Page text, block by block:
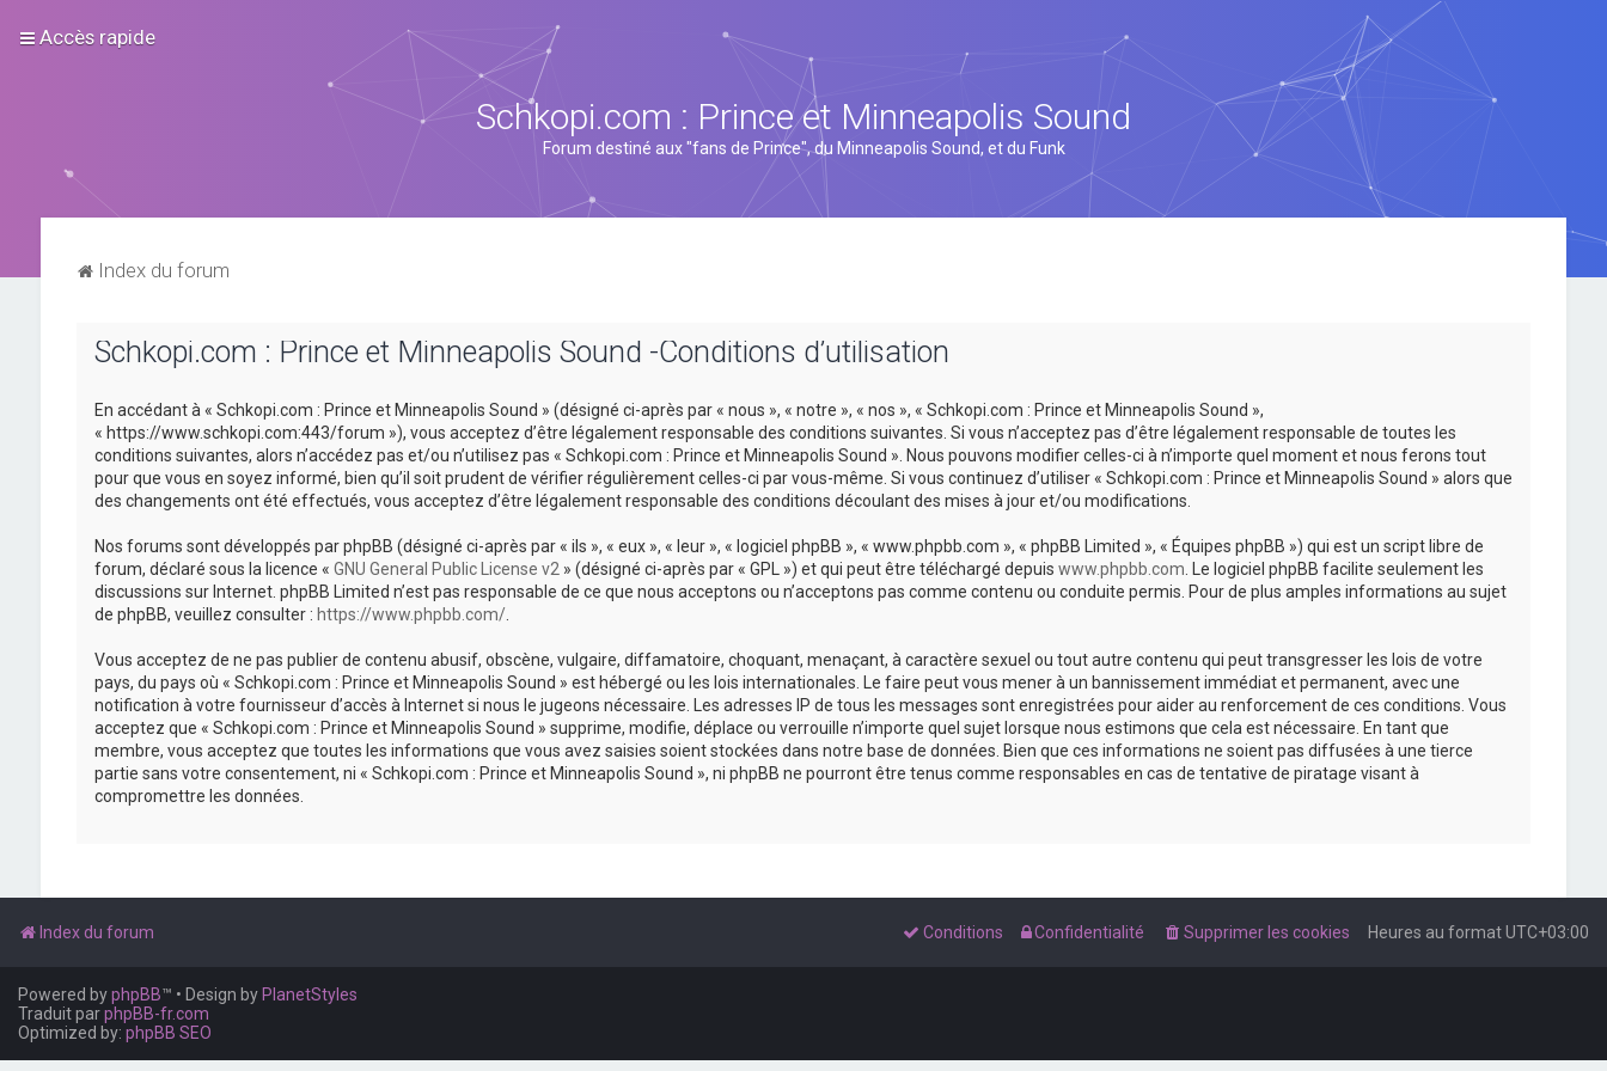
Accès rapide
Schkopi.com : Prince et Minneapolis Sound
Forum destiné aux "fans de Prince", du Minneapolis Sound, et du Funk
Index du forum
Schkopi.com : Prince et Minneapolis Sound -Conditions d’utilisation
En accédant à « Schkopi.com : Prince et Minneapolis Sound » (désigné ci-après par « nous », « notre », « nos », « Schkopi.com : Prince et Minneapolis Sound »,
« https://www.schkopi.com:443/forum »), vous acceptez d’être légalement responsable des conditions suivantes. Si vous n’acceptez pas d’être légalement responsable de toutes les
conditions suivantes, alors n’accédez pas et/ou n’utilisez pas « Schkopi.com : Prince et Minneapolis Sound ». Nous pouvons modifier celles-ci à n’importe quel moment et nous ferons tout
pour que vous en soyez informé, bien qu’il soit prudent de vérifier régulièrement celles-ci par vous-même. Si vous continuez d’utiliser « Schkopi.com : Prince et Minneapolis Sound » alors que
des changements ont été effectués, vous acceptez d’être légalement responsable des conditions découlant des mises à jour et/ou modifications.
Nos forums sont développés par phpBB (désigné ci-après par « ils », « eux », « leur », « logiciel phpBB », « www.phpbb.com », « phpBB Limited », « Équipes phpBB ») qui est un script libre de
forum, déclaré sous la licence « GNU General Public License v2 » (désigné ci-après par « GPL ») et qui peut être téléchargé depuis www.phpbb.com . Le logiciel phpBB facilite seulement les
discussions sur Internet. phpBB Limited n’est pas responsable de ce que nous acceptons ou n’acceptons pas comme contenu ou conduite permis. Pour de plus amples informations au sujet
de phpBB, veuillez consulter : https://www.phpbb.com/.
Vous acceptez de ne pas publier de contenu abusif, obscène, vulgaire, diffamatoire, choquant, menaçant, à caractère sexuel ou tout autre contenu qui peut transgresser les lois de votre
pays, du pays où « Schkopi.com : Prince et Minneapolis Sound » est hébergé ou les lois internationales. Le faire peut vous mener à un bannissement immédiat et permanent, avec une
notification à votre fournisseur d’accès à Internet si nous le jugeons nécessaire. Les adresses IP de tous les messages sont enregistrées pour aider au renforcement de ces conditions. Vous
acceptez que « Schkopi.com : Prince et Minneapolis Sound » supprime, modifie, déplace ou verrouille n’importe quel sujet lorsque nous estimons que cela est nécessaire. En tant que
membre, vous acceptez que toutes les informations que vous avez saisies soient stockées dans notre base de données. Bien que ces informations ne soient pas diffusées à une tierce
partie sans votre consentement, ni « Schkopi.com : Prince et Minneapolis Sound », ni phpBB ne pourront être tenus comme responsables en cas de tentative de piratage visant à
compromettre les données.
Index du forum Heures au formatUTC+03:00
Supprimer les cookies
Confidentialité
Conditions
Powered byphpBB™ • Design by PlanetStyles
Traduit parphpBB-fr.com
Optimized by: phpBB SEO